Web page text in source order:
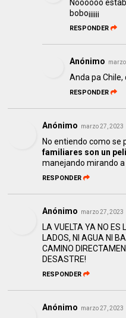
Noooooo
bobo¡¡¡¡¡¡
RESPONDER
Anónimo
Anda pa Chile,
RESPONDER
Anónimo marzo 27, 2023
No entiendo como se
familiares son un
manejando mirando
RESPONDER
Anónimo marzo 27, 2023
LA VUELTA YA NO ES
LADOS, NI AGUA NI
CAMINO
DESASTRE!
RESPONDER
Anónimo marzo 27, 2023